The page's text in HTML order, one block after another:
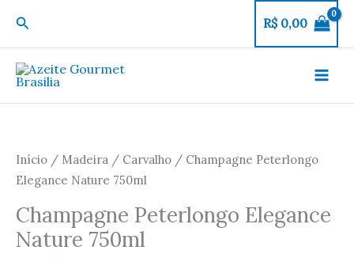
para
o
conteúdo
Pesquisar R$0,00
Início / Madeira / Carvalho / Champagne Peterlongo
Elegance Nature 750ml
Champagne Peterlongo Elegance
Nature 750ml
Elegance
Nature
quantidade